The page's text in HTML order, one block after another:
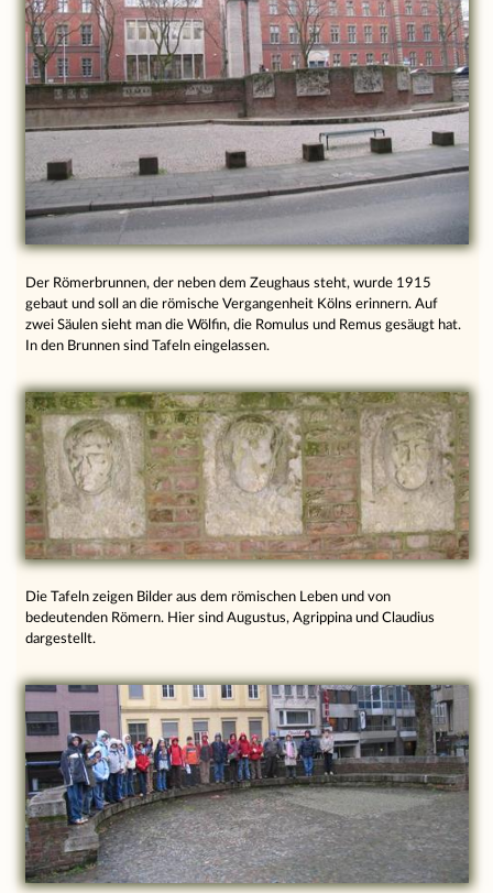
Der Römerbrunnen, der neben dem Zeughaus steht, wurde 1915
gebaut und soll an die römische Vergangenheit Kölns erinnern. Auf
zwei Säulen sieht man die Wölfin, die Romulus und Remus gesäugt hat.
In den Brunnen sind Tafeln eingelassen.
Die Tafeln zeigen Bilder aus dem römischen Leben und von
bedeutenden Römern. Hier sind Augustus, Agrippina und Claudius
dargestellt.